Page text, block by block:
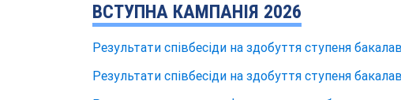
ВСТУПНА КАМПАНІЯ 2026
Результати співбесіди на здобуття ступеня
Результати співбесіди на здобуття ступеня